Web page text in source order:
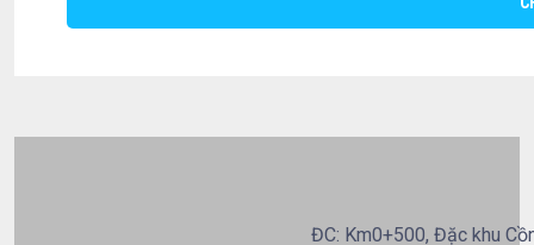
ĐC: Km0+500, Đặc khu